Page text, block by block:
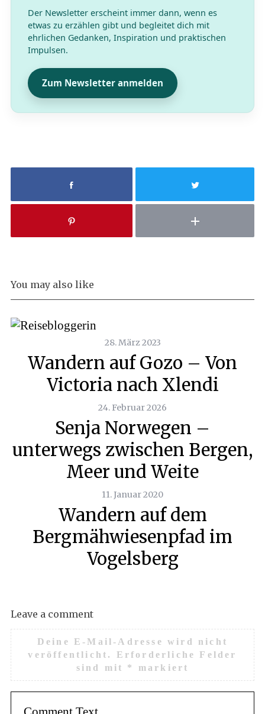
Der Newsletter erscheint immer dann, wenn es
etwas zu erzählen gibt und begleitet dich mit
ehrlichen Gedanken, Inspiration und praktischen
Impulsen.
Zum Newsletter anmelden
You may also like
28. März 2023
Wandern auf Gozo – Von
Victoria nach Xlendi
24. Februar 2026
Senja Norwegen –
unterwegs zwischen Bergen,
Meer und Weite
11. Januar 2020
Wandern auf dem
Bergmähwiesenpfad im
Vogelsberg
Leave a comment
Deine E-Mail-Adresse wird nicht
veröffentlicht.
Erforderliche Felder
sind mit * markiert